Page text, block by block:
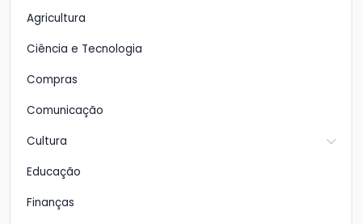
Agricultura
Ciência e Tecnologia
Compras
Comunicação
Cultura
Educação
Finanças